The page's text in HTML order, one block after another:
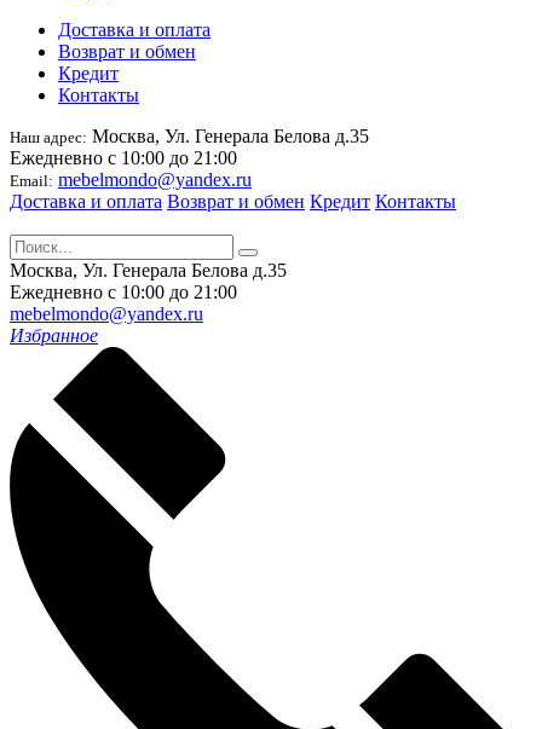
Доставка и оплата
Возврат и обмен
Кредит
Контакты
Наш адрес: Москва, Ул. Генерала Белова д.35
Ежедневно с 10:00 до 21:00
Email: mebelmondo@yandex.ru
Доставка и оплата Возврат и обмен Кредит Контакты
Москва, Ул. Генерала Белова д.35
Ежедневно с 10:00 до 21:00
mebelmondo@yandex.ru
Избранное